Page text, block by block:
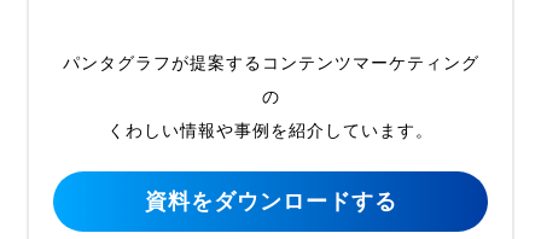
パンタグラフが提案するコンテンツマーケティング
の
くわしい情報や事例を紹介しています。
資料をダウンロードする